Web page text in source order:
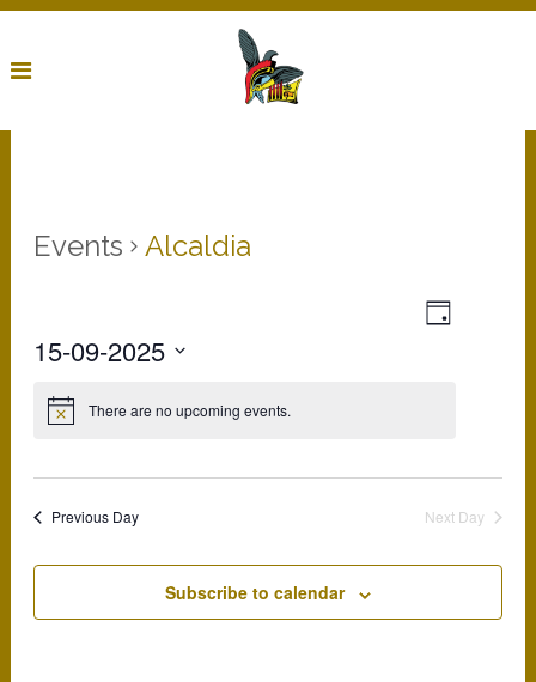
Events Alcaldia
Veures
event
veures
Day
15-09-2025
date.
There are no upcoming events.
Previous Day Next Day
Subscribe to calendar